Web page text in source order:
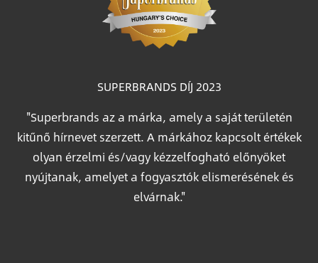
SUPERBRANDS DÍJ 2023
"Superbrands az a márka, amely a saját területén
kitűnő hírnevet szerzett. A márkához kapcsolt értékek
olyan érzelmi és/vagy kézzelfogható előnyöket
nyújtanak, amelyet a fogyasztók elismerésének és
elvárnak."